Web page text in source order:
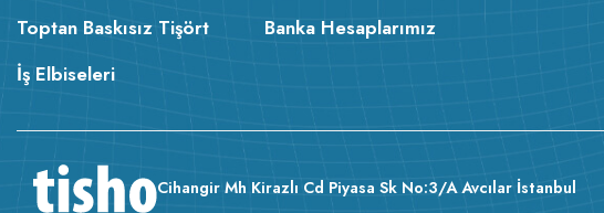
Toptan Baskısız Tişört
İş Elbiseleri
Banka Hesaplarımız
Cihangir Mh Kirazlı Cd Piyasa Sk No:3/A Avcılar İstanbul